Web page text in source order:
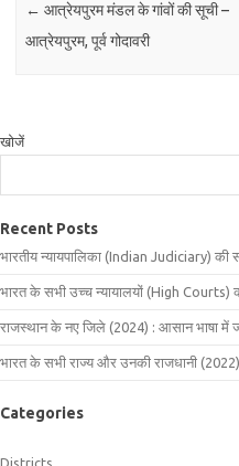
← आत्रेयपुरम मंडल के गांवों की सूची –
आत्रेयपुरम, पूर्व गोदावरी
खोजें
Recent Posts
भारतीय न्यायपालिका (Indian Judiciary) की
भारत के सभी उच्च न्यायालयों (High Courts)
राजस्थान के नए जिले (2024) : आसान भाषा में
भारत के सभी राज्य और उनकी राजधानी (2022)
Categories
Districts